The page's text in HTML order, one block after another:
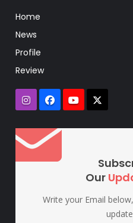
Home
News
Profile
Review
Our
Write your Email